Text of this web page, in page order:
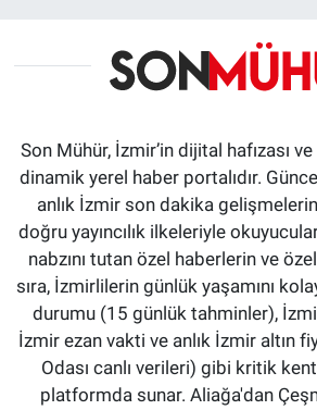
Son Mühür, İzmir’in dijital hafızası
dinamik yerel haber portalıdır.
anlık İzmir son dakika gelişmelerini
doğru yayıncılık ilkeleriyle
nabzını tutan özel haberlerin ve
sıra, İzmirlilerin günlük yaşamını
durumu (15 günlük tahminler),
İzmir ezan vakti ve anlık İzmir altın
Odası canlı verileri) gibi kritik
platformda sunar. Aliağa'dan